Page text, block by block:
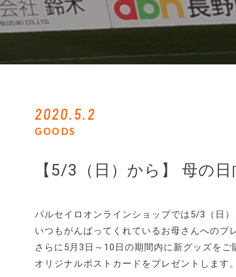
2020.5.2
GOODS
【5/3（日）から】 母の
パルセイロオンラインショップでは5/3（日
いつもがんばってくれているお母さんへのプ
さらに5月3日～10日の期間内に新グッズを
オリジナルポストカードをプレゼントします。